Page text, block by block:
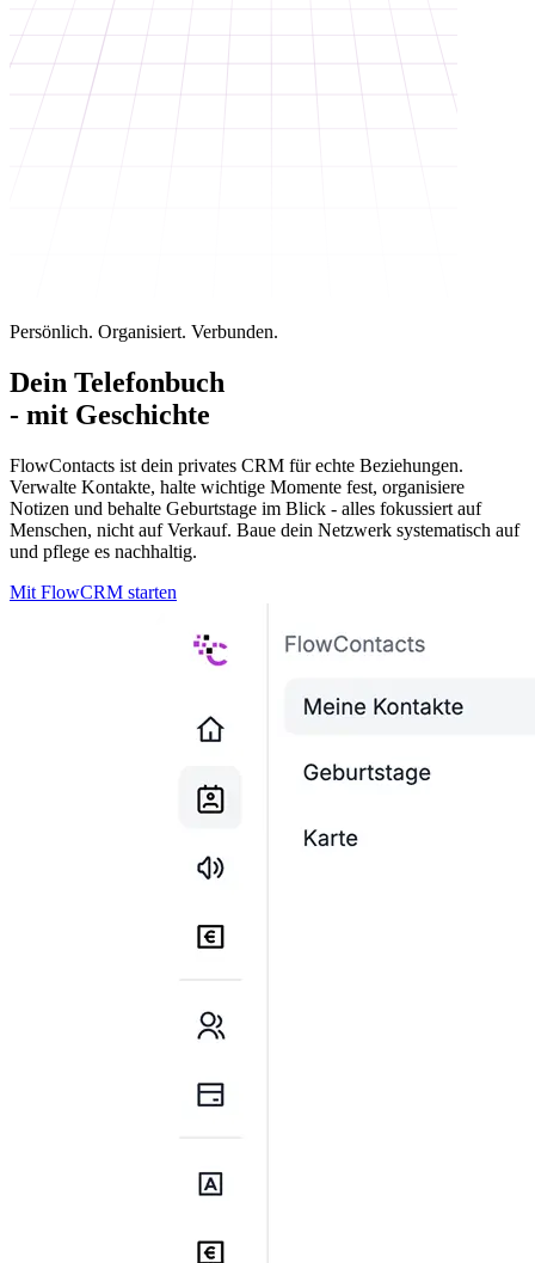
Persönlich. Organisiert. Verbunden.
Dein Telefonbuch
- mit Geschichte
FlowContacts ist dein privates CRM für echte Beziehungen.
Verwalte Kontakte, halte wichtige Momente fest, organisiere
Notizen und behalte Geburtstage im Blick - alles fokussiert auf
Menschen, nicht auf Verkauf. Baue dein Netzwerk systematisch auf
und pflege es nachhaltig.
Mit FlowCRM starten